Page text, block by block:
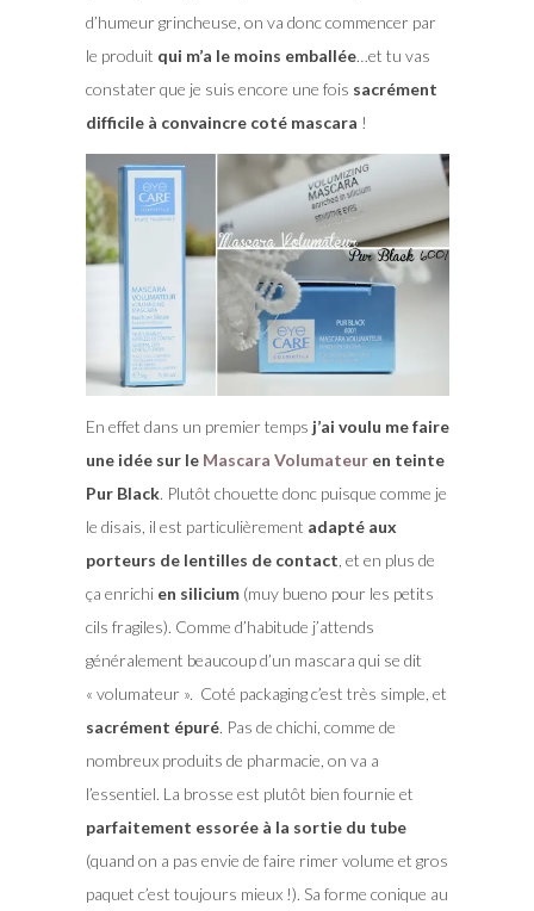
d’humeur grincheuse, on va donc commencer par
le produit qui m’a le moins emballée…et tu vas
constater que je suis encore une fois sacrément
difficile à convaincre coté mascara !
En effet dans un premier temps j’ai voulu me faire
une idée sur le Mascara Volumateuren teinte
Pur Black. Plutôt chouette donc puisque comme je
le disais, il est particulièrement adapté aux
porteurs de lentilles de contact , et en plus de
ça enrichi en silicium(muy bueno pour les petits
cils fragiles). Comme d’habitude j’attends
généralement beaucoup d’un mascara qui se dit
« volumateur ». Coté packaging c’est très simple, et
sacrément épuré. Pas de chichi, comme de
nombreux produits de pharmacie, on va a
l’essentiel. La brosse est plutôt bien fournie et
parfaitement essorée à la sortie du tube
(quand on a pas envie de faire rimer volume et gros
paquet c’est toujours mieux !). Sa forme conique au